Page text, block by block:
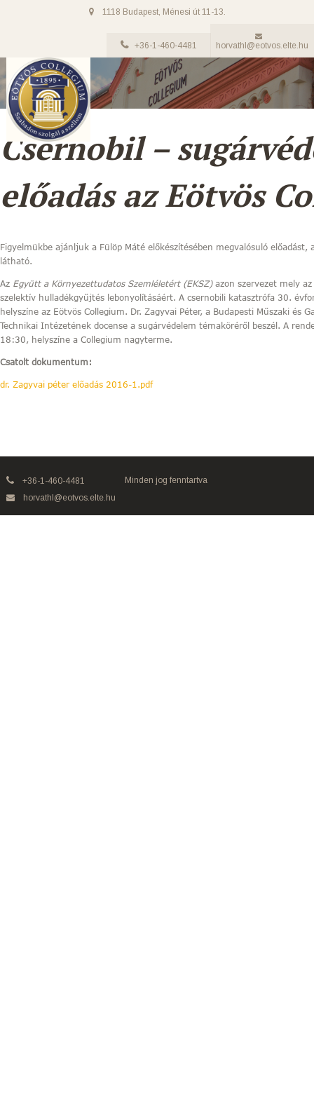
1118 Budapest, Ménesi út 11-13.
+36-1-460-4481 horvathl@eotvos.elte.hu
Csernobil –
előadás az Eötvös
Figyelmükbe ajánljuk a Fülöp Máté előkészítésében megvalósuló
látható.
Az Együtt a Környezettudatos Szemléletért (EKSZ)azon szervezet mely
szelektív hulladékgyűjtés lebonyolításáért. A csernobili katasztrófa 30.
helyszíne az Eötvös Collegium. Dr. Zagyvai Péter, a Budapesti Műszaki és
Technikai Intézetének docense a sugárvédelem témaköréről beszél. A
18:30, helyszíne a Collegium nagyterme.
Csatolt dokumentum:
dr. Zagyvai péter előadás 2016-1.pdf
+36-1-460-4481
horvathl@eotvos.elte.hu
Minden jog fenntartva